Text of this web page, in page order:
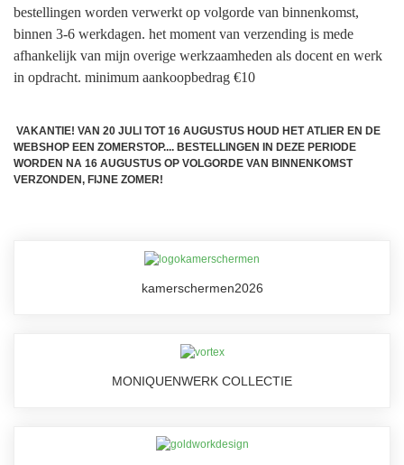
bestellingen worden verwerkt op volgorde van binnenkomst,
binnen 3-6 werkdagen. het moment van verzending is mede
afhankelijk van mijn overige werkzaamheden als docent en werk
in opdracht. minimum aankoopbedrag €10
VAKANTIE! VAN 20 JULI TOT 16 AUGUSTUS HOUD HET ATLIER EN DE
WEBSHOP EEN ZOMERSTOP.... BESTELLINGEN IN DEZE PERIODE
WORDEN NA 16 AUGUSTUS OP VOLGORDE VAN BINNENKOMST
VERZONDEN, FIJNE ZOMER!
kamerschermen2026
MONIQUENWERK COLLECTIE